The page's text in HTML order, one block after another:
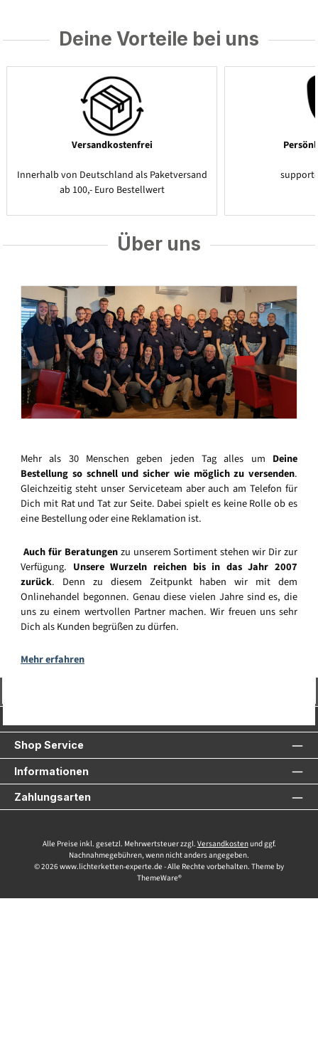
Deine Vorteile bei uns
Versandkostenfrei
Innerhalb von Deutschland als Paketversand
ab 100,- Euro Bestellwert
Über uns
Mehr als 30 Menschen geben jeden Tag alles um Deine
Bestellung so schnell und sicher wie möglich zu versenden.
Gleichzeitig steht unser Serviceteam aber auch am Telefon für
Dich mit Rat und Tat zur Seite. Dabei spielt es keine Rolle ob es
eine Bestellung oder eine Reklamation ist.
Auch für Beratungenzu unserem Sortiment stehen wir Dir zur
Verfügung. Unsere Wurzeln reichen bis in das Jahr 2007
zurück. Denn zu diesem Zeitpunkt haben wir mit dem
Onlinehandel begonnen. Genau diese vielen Jahre sind es, die
uns zu einem wertvollen Partner machen. Wir freuen uns sehr
Dich als Kunden begrüßen zu dürfen.
Mehr erfahren
Shop Service
Informationen
Zahlungsarten
Alle Preise inkl. gesetzl. Mehrwertsteuer zzgl. Versandkostenund ggf.
Nachnahmegebühren, wenn nicht anders angegeben.
© 2026 www.lichterketten-experte.de - Alle Rechte vorbehalten. Theme by
ThemeWare®